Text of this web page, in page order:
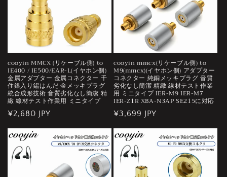
cooyin MMCX (リケーブル側) to
IE400 / IE500/EAR-L(イヤホン側)
金属アダプター 金属コネクター 千
住銀入り錫はんだ 金メッキプラグ
統合成形技術 音質劣化なし簡潔 精
緻 線材テスト作業用 ミニタイプ
通
価
格
¥2,680 JPY
cooyin mmcx(リケーブル側) to
M9(mmcx)(イヤホン側) アダプター
コネクター 純銅メッキプラグ 音質
劣化なし簡潔 精緻 線材テスト作業
用 ミニタイプ IER-M9 IER-M7
IER-Z1R XBA-N3AP SE215に対応
通
価
格
¥3,699 JPY